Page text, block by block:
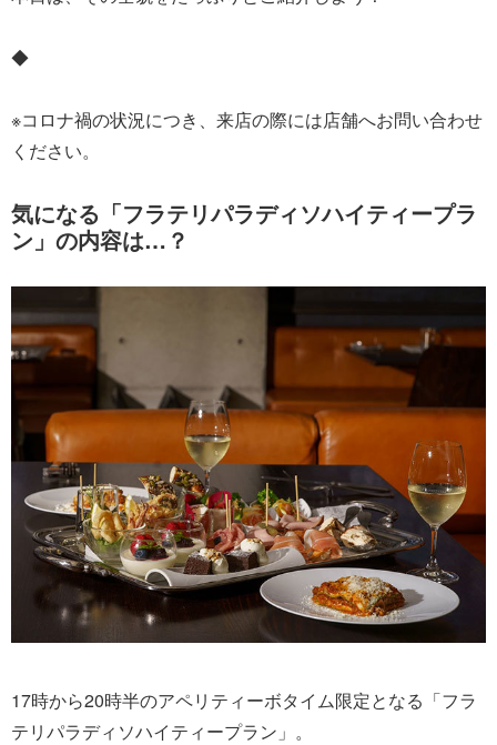
◆
※コロナ禍の状況につき、来店の際には店舗へお問い合わせ
ください。
気になる「フラテリパラディソハイティープラ
ン」の内容は…？
17時から20時半のアペリティーボタイム限定となる「フラ
テリパラディソハイティープラン」。